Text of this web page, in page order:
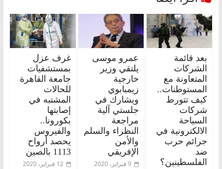
بعد قائمة
الشركات
المتعاونة مع
المستوطنات..
كيف تتورط
شركات
السياحة
الالكترونية في
جرائم حرب
ضد
الفلسطينين؟
عمرو موسى
يلتقي وزير
خارجية
زيمبابوي
ويشارك في
جلستي آلية
مراجعة
النظراء والسلم
والأمن
الإفريقي
9 فبراير، 2020
غرف عزل
بمستشفيات
جامعة القاهرة
للحالات
المشتبه في
إصابتها
بكورونا..
والفيروس
يحصد أرواح
1113 بالصين
12 فبراير، 2020